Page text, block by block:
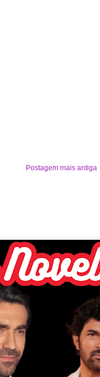
Postagem mais antiga